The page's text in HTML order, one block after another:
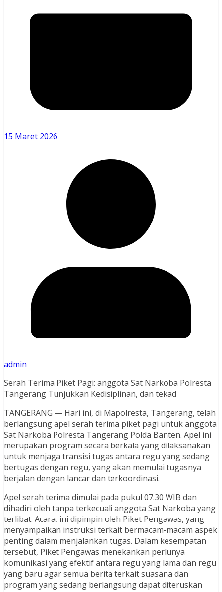
15 Maret 2026
admin
Serah Terima Piket Pagi: anggota Sat Narkoba Polresta
Tangerang Tunjukkan Kedisiplinan, dan tekad
TANGERANG — Hari ini, di Mapolresta, Tangerang, telah
berlangsung apel serah terima piket pagi untuk anggota
Sat Narkoba Polresta Tangerang Polda Banten. Apel ini
merupakan program secara berkala yang dilaksanakan
untuk menjaga transisi tugas antara regu yang sedang
bertugas dengan regu, yang akan memulai tugasnya
berjalan dengan lancar dan terkoordinasi.
Apel serah terima dimulai pada pukul 07.30 WIB dan
dihadiri oleh tanpa terkecuali anggota Sat Narkoba yang
terlibat. Acara, ini dipimpin oleh Piket Pengawas, yang
menyampaikan instruksi terkait bermacam-macam aspek
penting dalam menjalankan tugas. Dalam kesempatan
tersebut, Piket Pengawas menekankan perlunya
komunikasi yang efektif antara regu yang lama dan regu
yang baru agar semua berita terkait suasana dan
program yang sedang berlangsung dapat diteruskan